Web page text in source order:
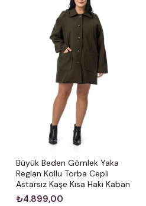
Büyük Beden Gömlek Yaka
Reglan Kollu Torba Cepli
Astarsız Kaşe Kısa Haki Kaban
₺4.899,00